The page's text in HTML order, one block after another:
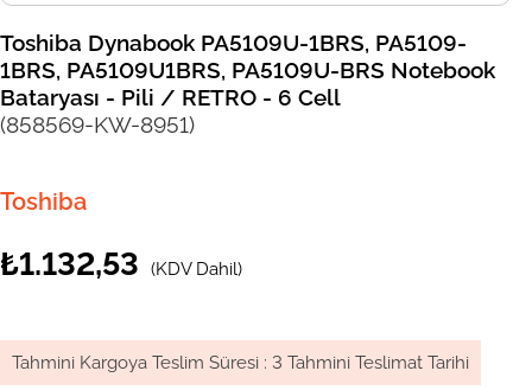
Toshiba Dynabook PA5109U-1BRS, PA5109-
1BRS, PA5109U1BRS, PA5109U-BRS Notebook
Bataryası - Pili / RETRO - 6 Cell
(858569-KW-8951)
Toshiba
₺1.132,53 (KDV Dahil)
Tahmini Kargoya Teslim Süresi : 3 Tahmini Teslimat Tarihi